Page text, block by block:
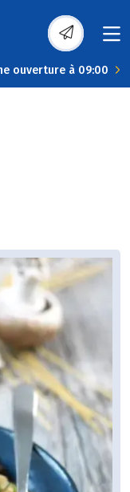
ouverture à 09:00